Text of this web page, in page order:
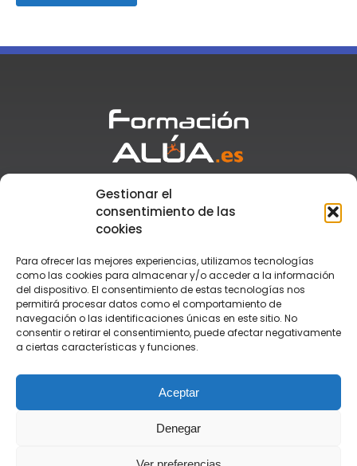
Gestionar el
consentimiento de las
cookies
Para ofrecer las mejores experiencias, utilizamos tecnologías
como las cookies para almacenar y/o acceder a la información
del dispositivo. El consentimiento de estas tecnologías nos
permitirá procesar datos como el comportamiento de
navegación o las identificaciones únicas en este sitio. No
consentir o retirar el consentimiento, puede afectar negativamente
a ciertas características y funciones.
Aceptar
Denegar
+34 955 110 776Atención al cliente
+34 673 917 881
Secretaría
TEGU
TSAF
TSEAS
Monitor de Tiempo Libre
Monitor de Rafting
Grupo Alúa
Aviso Legal y Condiciones
Política de Privacidad